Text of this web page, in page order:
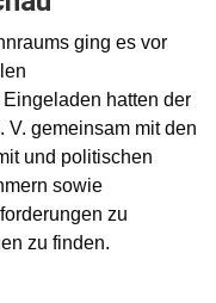
ging es vor
hatten der
gemeinsam mit den
und politischen
sowie
zu
zu finden.